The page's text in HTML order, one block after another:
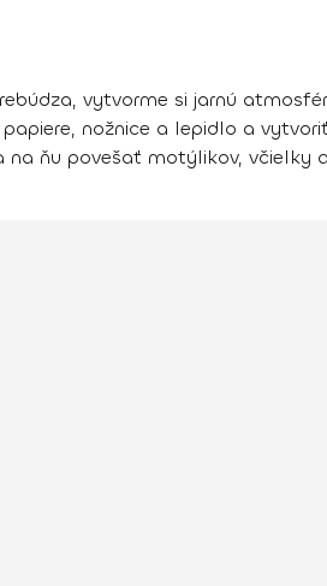
vytvorme si jarnú
nožnice a lepidlo a
ňu povešať motýlikov, včielky